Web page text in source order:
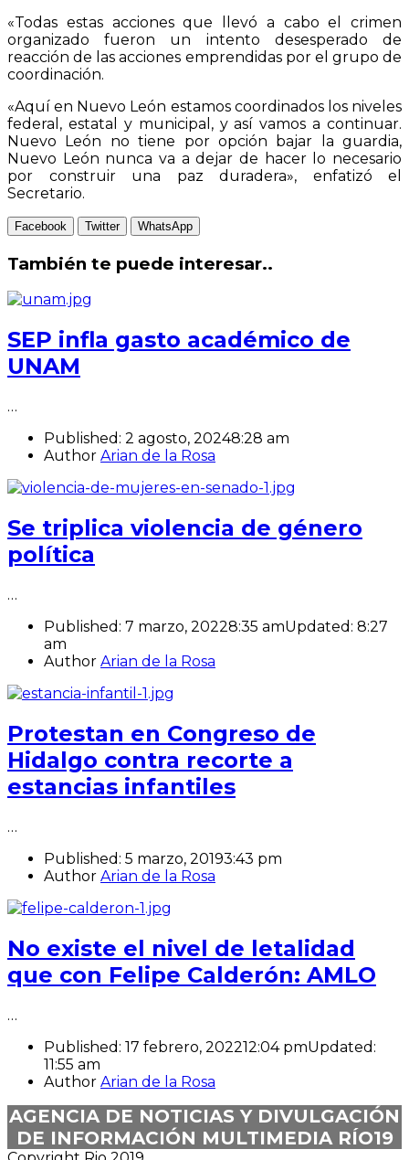
«Todas estas acciones que llevó a cabo el crimen
organizado fueron un intento desesperado de
reacción de las acciones emprendidas por el grupo de
coordinación.
«Aquí en Nuevo León estamos coordinados los niveles
federal, estatal y municipal, y así vamos a continuar.
Nuevo León no tiene por opción bajar la guardia,
Nuevo León nunca va a dejar de hacer lo necesario
por construir una paz duradera», enfatizó el
Secretario.
Facebook Twitter WhatsApp
También te puede interesar..
SEP infla gasto académico de
UNAM
…
Published: 2 agosto, 20248:28 am
Author Arian de la Rosa
Se triplica violencia de género
política
…
Published: 7 marzo, 20228:35 amUpdated: 8:27
am
Author Arian de la Rosa
Protestan en Congreso de
Hidalgo contra recorte a
estancias infantiles
…
Published: 5 marzo, 20193:43 pm
Author Arian de la Rosa
No existe el nivel de letalidad
que con Felipe Calderón: AMLO
…
Published: 17 febrero, 202212:04 pmUpdated:
11:55 am
Author Arian de la Rosa
AGENCIA DE NOTICIAS Y DIVULGACIÓN
DE INFORMACIÓN MULTIMEDIA RÍO19